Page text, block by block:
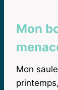
Mon
Mon